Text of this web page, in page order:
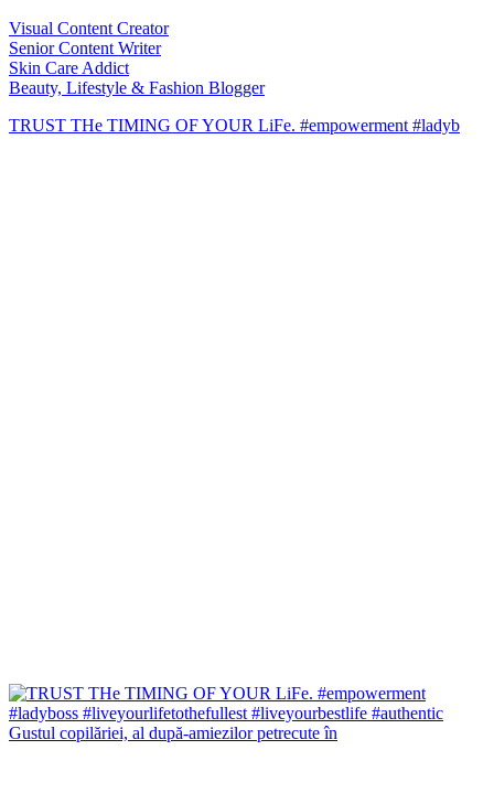
Visual Content Creator
Senior Content Writer
Skin Care Addict
Beauty, Lifestyle & Fashion Blogger
TRUST THe TIMING OF YOUR LiFe. #empowerment #ladyb
Gustul copilăriei, al după-amiezilor petrecute în